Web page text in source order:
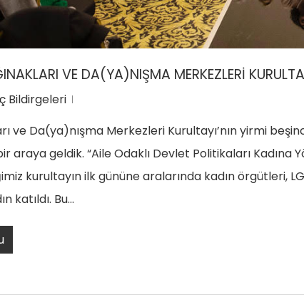
VE DA(YA)NIŞMA MERKEZLERİ
Bildirgeleri
ve Da(ya)nışma Merkezleri Kurultayı’nın yirmi
araya geldik. “Aile Odaklı Devlet Politikaları
kurultayın ilk gününe aralarında kadın örgütleri,
katıldı. Bu…